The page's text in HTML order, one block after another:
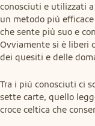
conosciuti e utilizzati
un metodo più
che sente più suo e
Ovviamente si è liberi
dei quesiti e delle
Tra i più conosciuti ci
sette carte, quello
croce celtica che